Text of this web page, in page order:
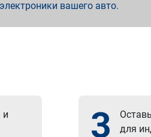
вашего авто.
и
3
для